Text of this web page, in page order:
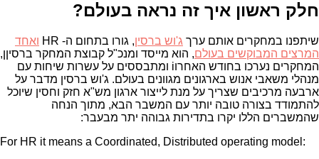
חלק ראשון איך זה נראה בעולם?
שיתפנו במחקרים אותם ערך ג'וש ברסין, גורו בתחום ה- HR
ואחד
המרצים המבוקשים בעולם, הוא מייסד ומנכ"ל קבוצת המחקר ברסיןן,
המחקרים נערכו בחודש האחרוi ומתבססים על עשרות שיחות עם
מנהלי משאבי אנוש בארגונים מגוונים בעולם. ג'וש ברסין מדבר על
ארבעה מרכיבים שצריך על מנת לייצור ארגון מש"א חזק וחסין שיוכל
להתמודד בצורה טובה יותר עם המשבר הבא, מתוך הנחה
שהמשברים הללו יקרו בתדירות גבוהה יתר מבעבר:
For HR it means a Coordinated, Distributed operating model: